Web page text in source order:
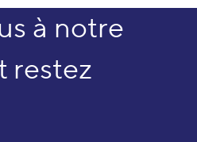
à notre
restez